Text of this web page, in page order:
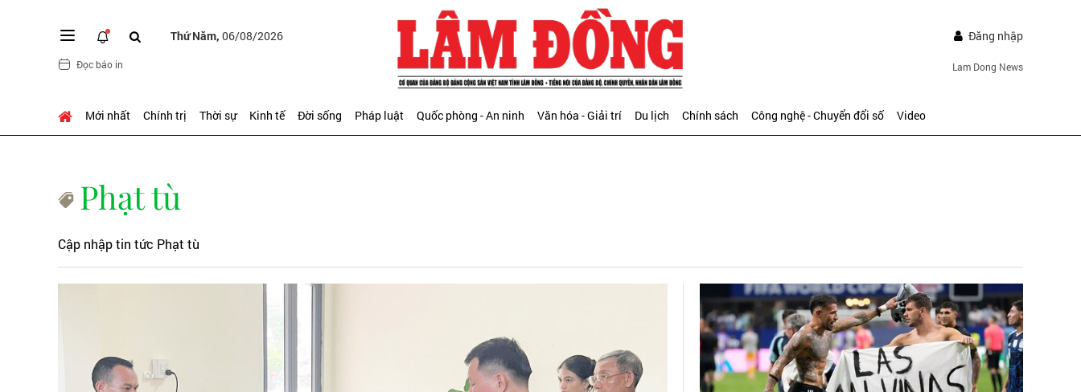
Thứ Năm, 06/08/2026
Đọc báo in
Đăng nhập
Lam Dong News
Mới nhất Chính trị Thời sự Kinh tế Đời sống Pháp luật Quốc phòng - An ninh Văn hóa - Giải trí Du lịch Chính sách Công nghệ - Chuyển đổi số Video
Phạt tù
Cập nhập tin tức Phạt tù